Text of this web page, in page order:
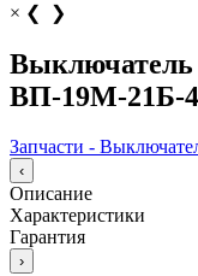
× ❮ ❯
Выключатель
ВП-19М-21Б-
Запчасти -
‹
Описание
Характеристики
Гарантия
›